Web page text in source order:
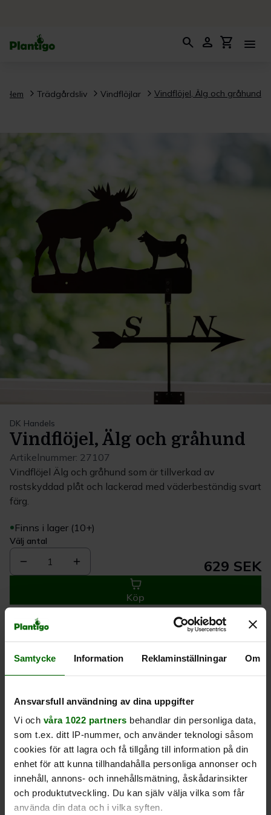
Samtycke Information Reklaminställningar Om
Ansvarsfull användning av dina uppgifter
Vi och våra 1022 partners behandlar din personliga data,
som t.ex. ditt IP-nummer, och använder teknologi såsom
cookies för att lagra och få tillgång till information på din
enhet för att kunna tillhandahålla personliga annonser och
innehåll, annons- och innehållsmätning, åskådarinsikter
och produktutveckling. Du kan själv välja vilka som får
använda din data och i vilka syften.
search person shopping_cart menu
Hem Trädgårdsliv Vindflöjlar Vindflöjel, Älg och gråhund
DK Handels
Vindflöjel, Älg och gråhund
Artikelnummer: 27107
Vindflöjel Älg och gråhund som är tillverkad av
rostskyddad plåt och lackerad med väderbeständig svart
färg.
Finns i lager (10+)
Välj antal
1 629 SEK
Köp
3 dagar
rätt pris
en leverans
Beskrivning
Produktrecensioner